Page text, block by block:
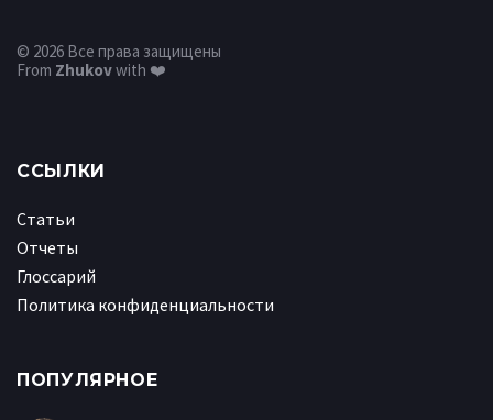
© 2026 Все права защищены
From Zhukovwith ❤️
ССЫЛКИ
Статьи
Отчеты
Глоссарий
Политика конфиденциальности
ПОПУЛЯРНОЕ